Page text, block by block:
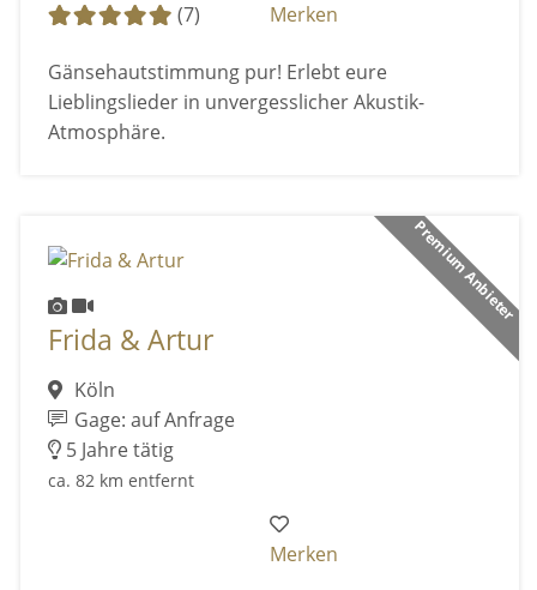
(7)
Merken
Gänsehautstimmung pur! Erlebt eure
Lieblingslieder in unvergesslicher Akustik-
Atmosphäre.
Premium Anbieter
Frida & Artur
Köln
Gage: auf Anfrage
5 Jahre tätig
ca. 82 km entfernt
Merken